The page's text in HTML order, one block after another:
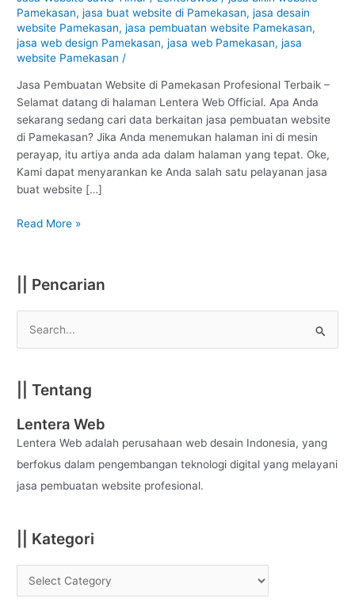
Pamekasan,jasa buat website di Pamekasan,jasa desain
website Pamekasan,jasa pembuatan website Pamekasan,
jasa web design Pamekasan,jasa web Pamekasan,jasa
website Pamekasan /
Jasa Pembuatan Website di Pamekasan Profesional Terbaik –
Selamat datang di halaman Lentera Web Official. Apa Anda
sekarang sedang cari data berkaitan jasa pembuatan website
di Pamekasan? Jika Anda menemukan halaman ini di mesin
perayap, itu artiya anda ada dalam halaman yang tepat. Oke,
Kami dapat menyarankan ke Anda salah satu pelayanan jasa
buat website […]
Pamekasan
:
Profesional
#1
Read More »
|| Pencarian
r
c
h
f
o
|| Tentang
Lentera Web
Lentera Web adalah perusahaan web desain Indonesia, yang
berfokus dalam pengembangan teknologi digital yang melayani
jasa pembuatan website profesional.
|| Kategori